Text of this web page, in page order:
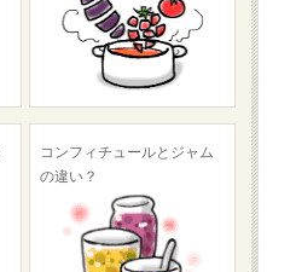
コンフィチュールとジャム
の違い？